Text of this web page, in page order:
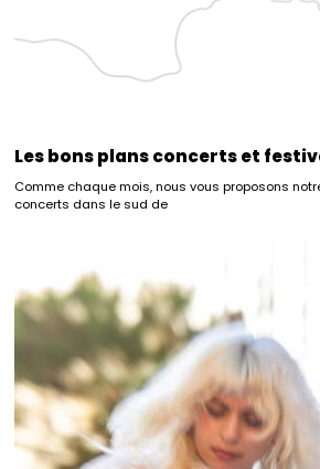
Les bons plans concerts et
Comme chaque mois, nous vous proposons
concerts dans le sud de